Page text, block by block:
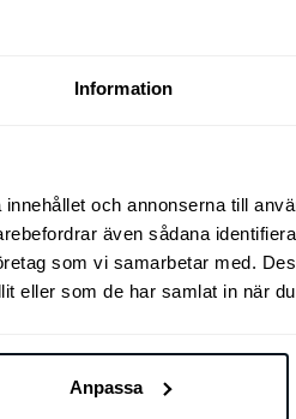
Information
och annonserna till
även sådana
som vi samarbetar med.
eller som de har samlat in när
Anpassa
Tjänstebil